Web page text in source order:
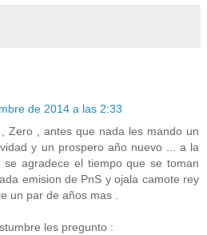
de 2014 a las 2:33
Zero , antes que nada les mando un
y un prospero año nuevo ... a la
agradece el tiempo que se toman
emision de PnS y ojala camote rey
un par de años mas .
les pregunto :